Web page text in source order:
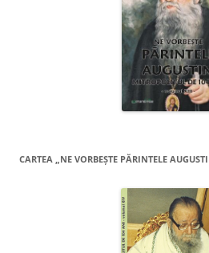
CARTEA „NE VORBEŞTE PĂRINTELE